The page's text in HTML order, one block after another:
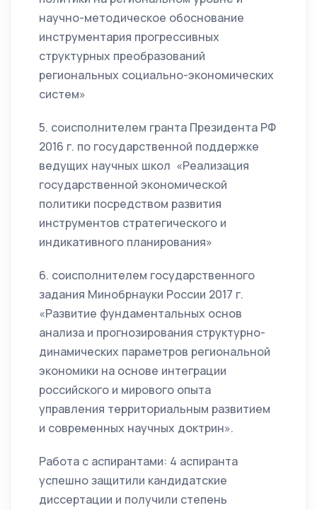
научно-методическое обоснование
инструментария прогрессивных
структурных преобразований
региональных социально-экономических
систем»
5. соисполнителем гранта Президента РФ
2016 г. по государственной поддержке
ведущих научных школ «Реализация
государственной экономической
политики посредством развития
инструментов стратегического и
индикативного планирования»
6. соисполнителем государственного
задания Минобрнауки России 2017 г.
«Развитие фундаментальных основ
анализа и прогнозирования структурно-
динамических параметров региональной
экономики на основе интеграции
российского и мирового опыта
управления территориальным развитием
и современных научных доктрин».
Работа с аспирантами: 4 аспиранта
успешно защитили кандидатские
диссертации и получили степень